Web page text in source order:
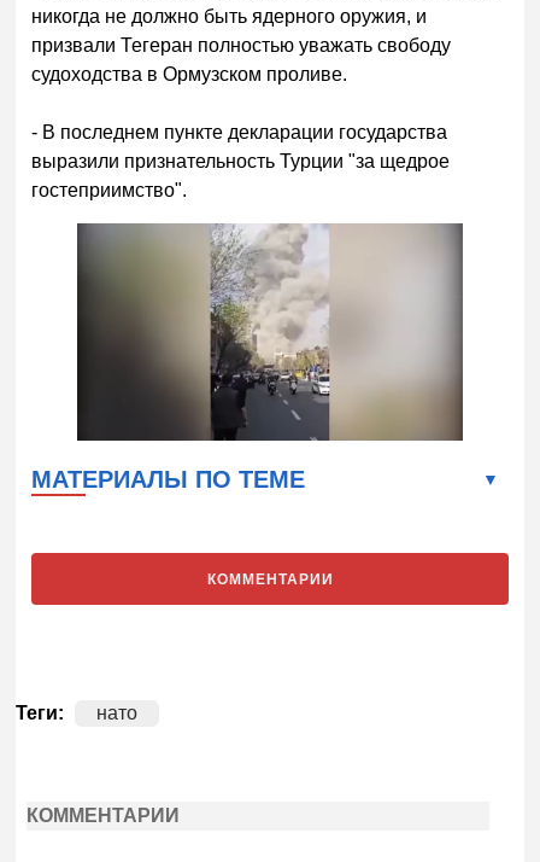
никогда не должно быть ядерного оружия, и
призвали Тегеран полностью уважать свободу
судоходства в Ормузском проливе.
- В последнем пункте декларации государства
выразили признательность Турции "за щедрое
гостеприимство".
МАТЕРИАЛЫ ПО ТЕМЕ
КОММЕНТАРИИ
Теги: нато
КОММЕНТАРИИ